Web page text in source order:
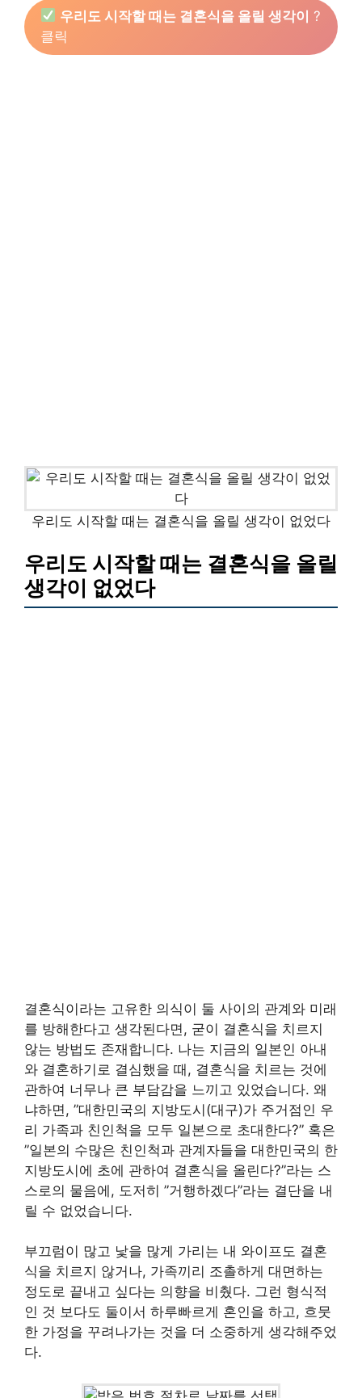
우리도 시작할 때는 결혼식을 올릴 생각이 ?
클릭
우리도 시작할 때는 결혼식을 올릴 생각이 없었다
우리도 시작할 때는 결혼식을 올릴
생각이 없었다
결혼식이라는 고유한 의식이 둘 사이의 관계와 미래
를 방해한다고 생각된다면, 굳이 결혼식을 치르지
않는 방법도 존재합니다. 나는 지금의 일본인 아내
와 결혼하기로 결심했을 때, 결혼식을 치르는 것에
관하여 너무나 큰 부담감을 느끼고 있었습니다. 왜
냐하면, ”대한민국의 지방도시(대구)가 주거점인 우
리 가족과 친인척을 모두 일본으로 초대한다?” 혹은
”일본의 수많은 친인척과 관계자들을 대한민국의 한
지방도시에 초에 관하여 결혼식을 올린다?”라는 스
스로의 물음에, 도저히 ”거행하겠다”라는 결단을 내
릴 수 없었습니다.
부끄럼이 많고 낯을 많게 가리는 내 와이프도 결혼
식을 치르지 않거나, 가족끼리 조촐하게 대면하는
정도로 끝내고 싶다는 의향을 비췄다. 그런 형식적
인 것 보다도 둘이서 하루빠르게 혼인을 하고, 흐뭇
한 가정을 꾸려나가는 것을 더 소중하게 생각해주었
다.